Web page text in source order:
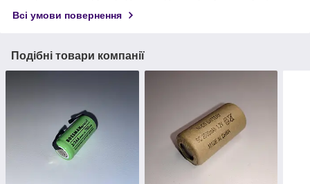
Всі умови повернення
Подібні товари компанії